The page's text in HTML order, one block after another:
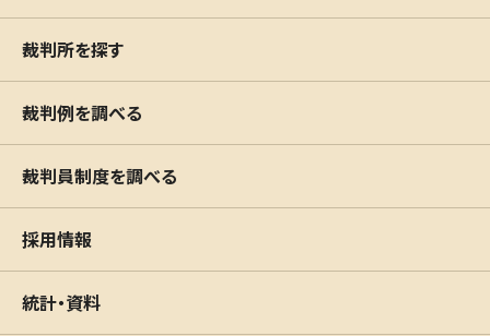
裁判所を探す
裁判例を調べる
裁判員制度を調べる
採用情報
統計・資料